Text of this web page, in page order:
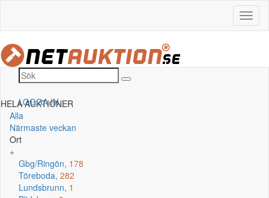
LOGGA IN
HELA AUKTIONER
Alla
Närmaste veckan
Ort
+
Gbg/Ringön, 178
Töreboda, 282
Lundsbrunn, 1